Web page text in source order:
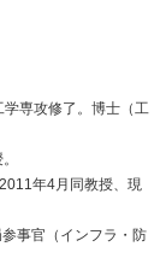
専攻修了。博士（工
年4月同教授、現
事官（インフラ・防